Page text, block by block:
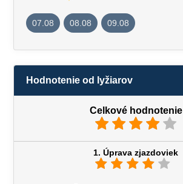
07.08 08.08 09.08
Hodnotenie od lyžiarov
Celkové hodnotenie
1. Úprava zjazdoviek